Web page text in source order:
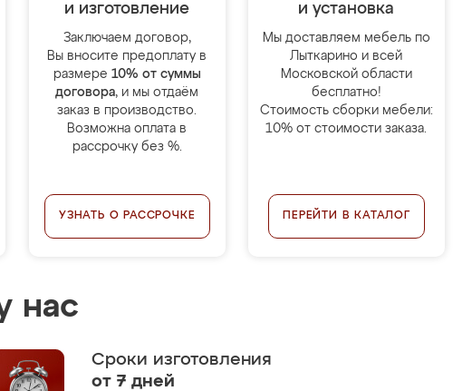
и изготовление
Заключаем договор,
Вы вносите предоплату в
размере 10% от суммы
договора, и мы отдаём
заказ в производство.
Возможна оплата в
рассрочку без %.
УЗНАТЬ О РАССРОЧКЕ
и установка
Мы доставляем мебель по
Лыткарино и всей
Московской области
бесплатно!
Стоимость сборки мебели:
10% от стоимости заказа.
ПЕРЕЙТИ В КАТАЛОГ
нас
Сроки изготовления
от 7 дней